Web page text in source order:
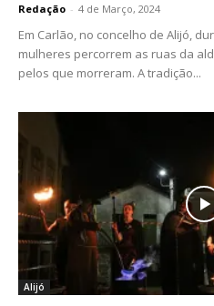
Redação - 4 de Março, 2024
Em Carlão, no concelho de Alijó,
mulheres percorrem as ruas da
pelos que morreram. A tradição...
Alijó